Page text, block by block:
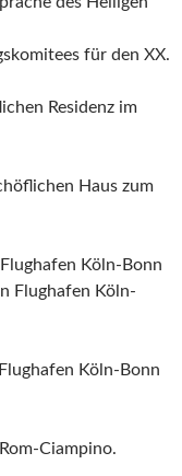
für den XX.
Residenz im
Haus zum
Köln-Bonn
Flughafen Köln-
Köln-Bonn
Ciampino.